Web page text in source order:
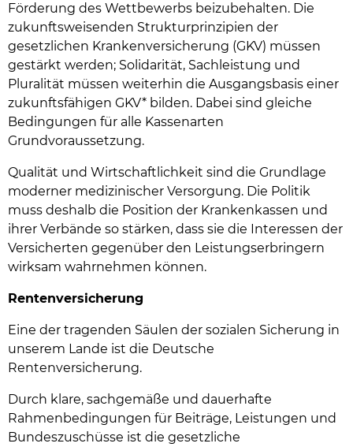
Förderung des Wettbewerbs beizubehalten. Die
zukunftsweisenden Strukturprinzipien der
gesetzlichen Krankenversicherung (GKV) müssen
gestärkt werden; Solidarität, Sachleistung und
Pluralität müssen weiterhin die Ausgangsbasis einer
zukunftsfähigen GKV* bilden. Dabei sind gleiche
Bedingungen für alle Kassenarten
Grundvoraussetzung.
Qualität und Wirtschaftlichkeit sind die Grundlage
moderner medizinischer Versorgung. Die Politik
muss deshalb die Position der Krankenkassen und
ihrer Verbände so stärken, dass sie die Interessen der
Versicherten gegenüber den Leistungserbringern
wirksam wahrnehmen können.
Rentenversicherung
Eine der tragenden Säulen der sozialen Sicherung in
unserem Lande ist die Deutsche
Rentenversicherung.
Durch klare, sachgemäße und dauerhafte
Rahmenbedingungen für Beiträge, Leistungen und
Bundeszuschüsse ist die gesetzliche